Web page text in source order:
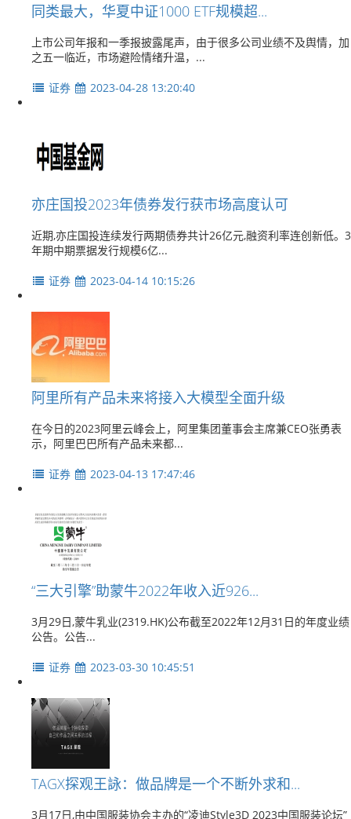
同类最大，华夏中证1000 ETF规模超...
上市公司年报和一季报披露尾声，由于很多公司业绩不及舆情，加
之五一临近，市场避险情绪升温，...
证券 2023-04-28 13:20:40
亦庄国投2023年债券发行获市场高度认可
近期,亦庄国投连续发行两期债券共计26亿元,融资利率连创新低。3
年期中期票据发行规模6亿...
证券 2023-04-14 10:15:26
阿里所有产品未来将接入大模型全面升级
在今日的2023阿里云峰会上，阿里集团董事会主席兼CEO张勇表
示，阿里巴巴所有产品未来都...
证券 2023-04-13 17:47:46
“三大引擎”助蒙牛2022年收入近926...
3月29日,蒙牛乳业(2319.HK)公布截至2022年12月31日的年度业绩
公告。公告...
证券 2023-03-30 10:45:51
TAGX探观王詠：做品牌是一个不断外求和...
3月17日,由中国服装协会主办的“凌迪Style3D 2023中国服装论坛”